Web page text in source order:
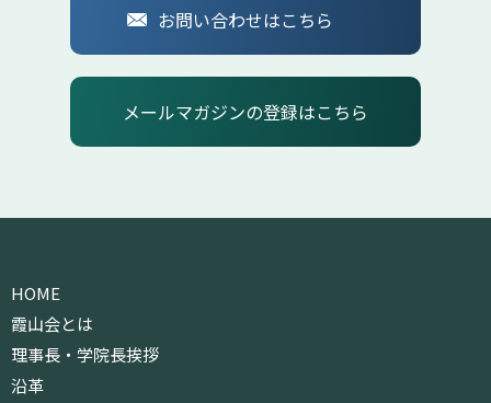
お問い合わせはこちら
メールマガジンの登録はこちら
HOME
霞山会とは
理事長・学院長挨拶
沿革